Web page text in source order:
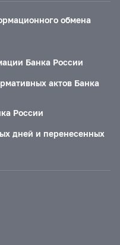
обмена
Банка России
актов Банка
России
дней и перенесенных